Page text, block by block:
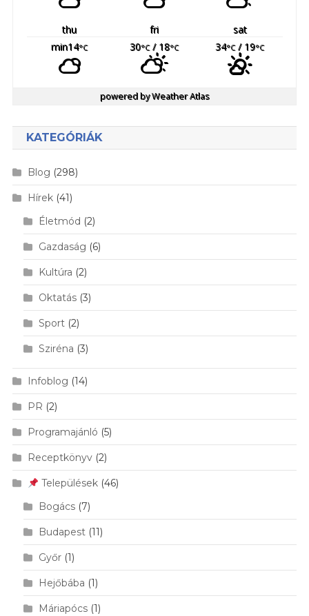
thu fri
sat
min14°C 30°C/ 18°C 34°C/ 19°C
powered byWeather Atlas
KATEGÓRIÁK
Blog (298)
Hírek(41)
Életmód (2)
Gazdaság (6)
Kultúra (2)
Oktatás(3)
Sport(2)
Sziréna (3)
Infoblog (14)
PR (2)
Programajánló (5)
Receptkönyv(2)
Települések(46)
Bogács(7)
Budapest(11)
Győr(1)
Hejőbába (1)
Máriapócs(1)